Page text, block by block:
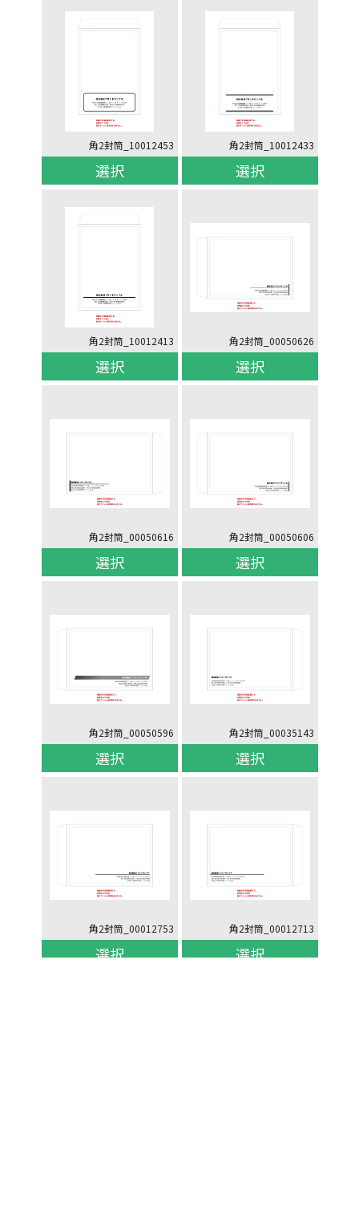
角2封筒_10012453
選択
角2封筒_10012433
選択
角2封筒_10012413
選択
角2封筒_00050626
選択
角2封筒_00050616
選択
角2封筒_00050606
選択
角2封筒_00050596
選択
角2封筒_00035143
選択
角2封筒_00012753
選択
角2封筒_00012713
選択